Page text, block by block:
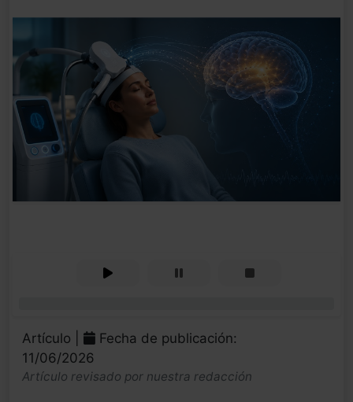
Artículo |
Fecha de publicación:
11/06/2026
Artículo revisado por nuestra redacción